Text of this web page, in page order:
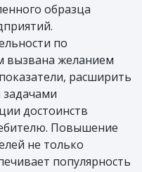
образца
по
вызвана желанием
расширить
достоинств
Повышение
не только
популярность